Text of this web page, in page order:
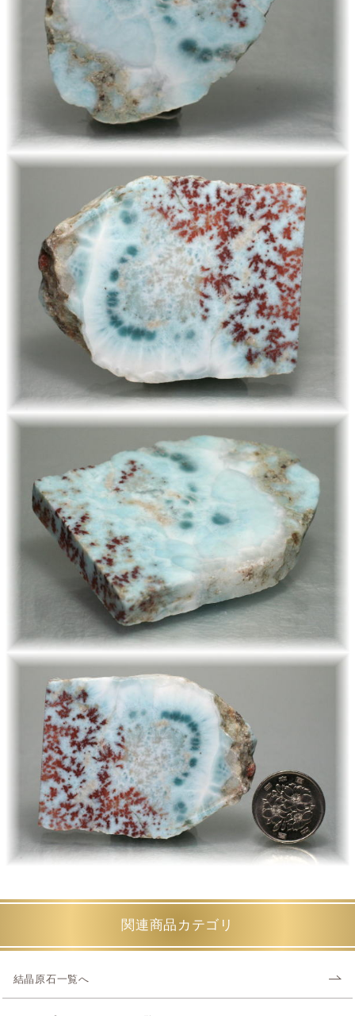
関連商品カテゴリ
結晶原石一覧へ